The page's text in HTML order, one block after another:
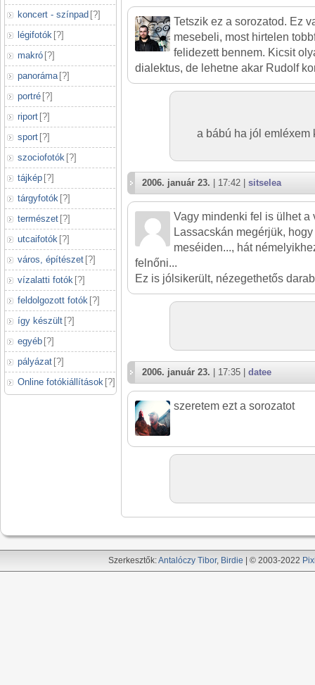
koncert - színpad [?]
légifotók [?]
makró [?]
panoráma [?]
portré [?]
riport [?]
sport [?]
szociofotók [?]
tájkép [?]
tárgyfotók [?]
természet [?]
utcaifotók [?]
város, építészet [?]
vízalatti fotók [?]
feldolgozott fotók [?]
így készült [?]
egyéb [?]
pályázat [?]
Online fotókiállítások [?]
Tetszik ez a sorozatod. Ez
mesebeli, most hirtelen
felidezett bennem. Kicsit
dialektus, de lehetne akar Rudolf
a bábú ha jól emléxem
2006. január 23. | 17:42 | sitselea
Vagy mindenki fel is ülhet a
Lassacskán megérjük,
meséiden..., hát
felnőni...
Ez is jólsikerült, nézegethetős
2006. január 23. | 17:35 | datee
szeretem ezt a sorozatot
Szerkesztők:Antalóczy Tibor, Birdie | © 2003-2022